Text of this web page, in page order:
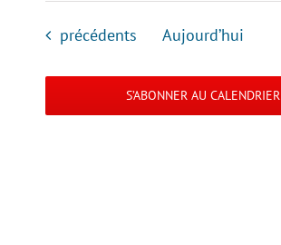
date.
Évènements
précédents Aujourd’hui
S’ABONNER AU CALENDRIER